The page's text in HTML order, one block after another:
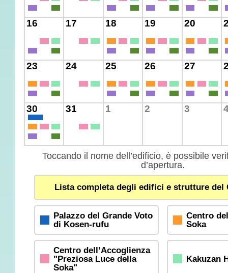
16 17 18 19 20
23 24 25 26 27
30 31 1 2 3
Toccando il nome dell’edificio, è possibile
d’apertura.
Lista completa degli edifici e strutture del
Palazzo del Grande Voto
di Kosen-rufu
Centro
Soka
Centro dell’Accoglienza
"Preziosa Luce della
Soka"
Kakuzan